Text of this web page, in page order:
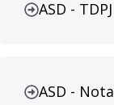
ASD - TDPJ
ASD -